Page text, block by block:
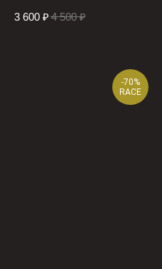
3 600 ₽ 4 500 ₽
-70%
RACE